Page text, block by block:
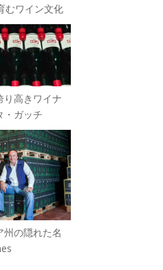
むワイン文化
り高きワイナ
・ガッチ
州の隠れた名